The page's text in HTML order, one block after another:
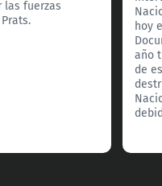
las fuerzas
hoy
año
de